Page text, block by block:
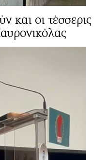
και οι τέσσερις